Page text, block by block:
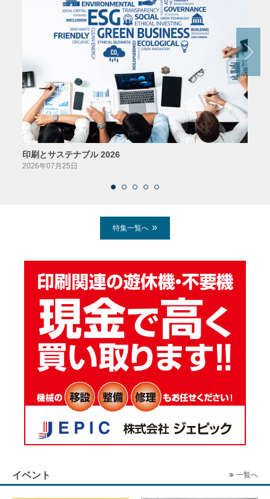
印刷とサステナブル 2026
2026年07月25日
特集一覧へ
イベント 一覧へ